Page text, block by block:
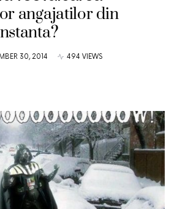
angajatilor din
30, 2014 494 VIEWS